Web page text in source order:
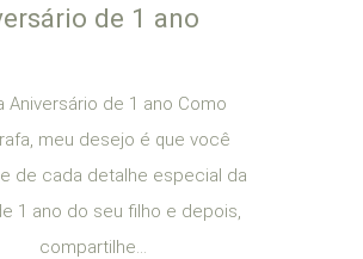
de 1 ano
Aniversário de 1 ano Como
meu desejo é que você
de cada detalhe especial da
1 ano do seu filho e depois,
compartilhe...